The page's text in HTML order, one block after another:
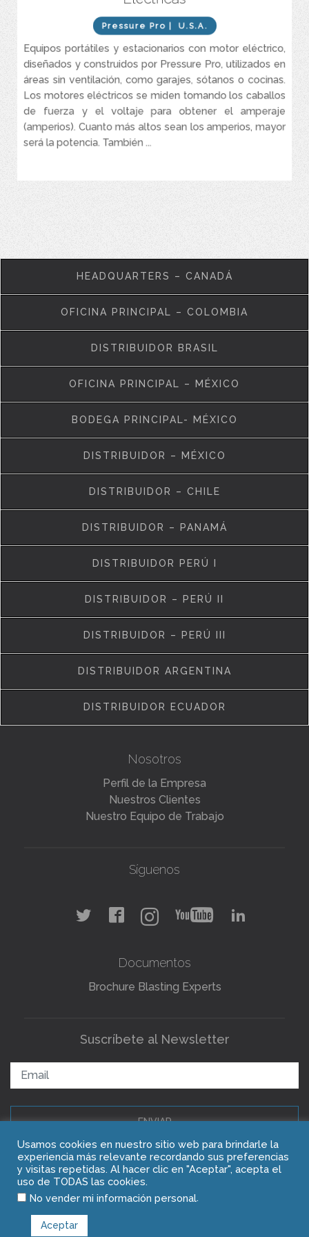
Pressure Pro| U.S.A.
Equipos portátiles y estacionarios con motor eléctrico,
diseñados y construidos por Pressure Pro, utilizados en
áreas sin ventilación, como garajes, sótanos o cocinas.
Los motores eléctricos se miden tomando los caballos
de fuerza y el voltaje para obtener el amperaje
(amperios). Cuanto más altos sean los amperios, mayor
será la potencia. También ...
Presiones entre 2.000 y 3.500 PSI.
HEADQUARTERS – CANADÁ
OFICINA PRINCIPAL – COLOMBIA
DISTRIBUIDOR BRASIL
OFICINA PRINCIPAL – MÉXICO
BODEGA PRINCIPAL- MÉXICO
DISTRIBUIDOR – MÉXICO
DISTRIBUIDOR – CHILE
DISTRIBUIDOR – PANAMÁ
DISTRIBUIDOR PERÚ I
DISTRIBUIDOR – PERÚ II
DISTRIBUIDOR – PERÚ III
DISTRIBUIDOR ARGENTINA
DISTRIBUIDOR ECUADOR
Nosotros
Perfil de la Empresa
Nuestros Clientes
Nuestro Equipo de Trabajo
Síguenos
Documentos
Brochure Blasting Experts
Suscríbete al Newsletter
ENVIAR
Copyright © 2021 Blasting Experts
Usamos cookies en nuestro sitio web para brindarle la
experiencia más relevante recordando sus preferencias
y visitas repetidas. Al hacer clic en "Aceptar", acepta el
uso de TODAS las cookies.
No vender mi información personal.
Aceptar